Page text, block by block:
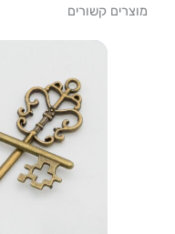
מוצרים קשורים